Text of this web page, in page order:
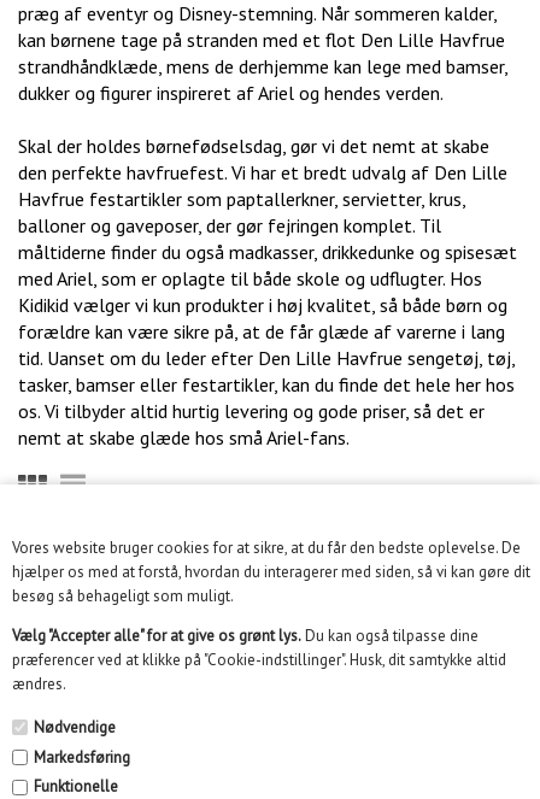
Vores website bruger cookies for at sikre, at du får den bedste oplevelse. De
hjælper os med at forstå, hvordan du interagerer med siden, så vi kan gøre dit
besøg så behageligt som muligt.
Vælg "Accepter alle" for at give os grønt lys.Du kan også tilpasse dine
præferencer ved at klikke på "Cookie-indstillinger". Husk, dit samtykke altid
ændres.
Nødvendige
Markedsføring
Funktionelle
præg af eventyr og Disney-stemning. Når sommeren kalder,
kan børnene tage på stranden med et flot Den Lille Havfrue
strandhåndklæde, mens de derhjemme kan lege med bamser,
dukker og figurer inspireret af Ariel og hendes verden.
Skal der holdes børnefødselsdag, gør vi det nemt at skabe
den perfekte havfruefest. Vi har et bredt udvalg af Den Lille
Havfrue festartikler som paptallerkner, servietter, krus,
balloner og gaveposer, der gør fejringen komplet. Til
måltiderne finder du også madkasser, drikkedunke og spisesæt
med Ariel, som er oplagte til både skole og udflugter. Hos
Kidikid vælger vi kun produkter i høj kvalitet, så både børn og
forældre kan være sikre på, at de får glæde af varerne i lang
tid. Uanset om du leder efter Den Lille Havfrue sengetøj, tøj,
tasker, bamser eller festartikler, kan du finde det hele her hos
os. Vi tilbyder altid hurtig levering og gode priser, så det er
nemt at skabe glæde hos små Ariel-fans.
KUNDESERVICE
INFORMATION
KUNDECENTER
SOME
NYHEDSBREV